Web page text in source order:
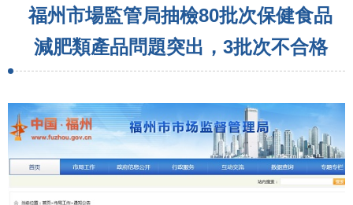
福州市場監管局抽檢80批次保健食品
減肥類產品問題突出，3批次不合格